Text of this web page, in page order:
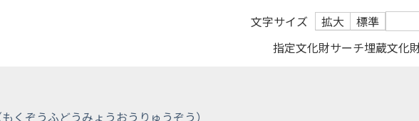
文字サイズ 拡大 標準
指定文化財サーチ埋蔵文化